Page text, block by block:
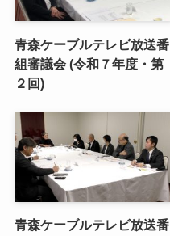
青森ケーブルテレビ放送番
組審議会 (令和７年度・第
２回)
青森ケーブルテレビ放送番